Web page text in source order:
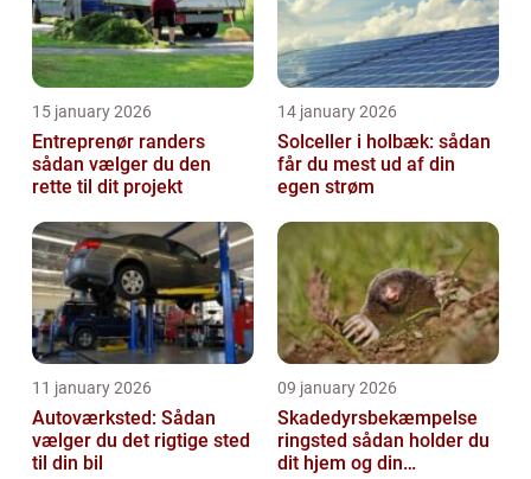
15 january 2026
Entreprenør randers
sådan vælger du den
rette til dit projekt
14 january 2026
Solceller i holbæk: sådan
får du mest ud af din
egen strøm
11 january 2026
Autoværksted: Sådan
vælger du det rigtige sted
til din bil
09 january 2026
Skadedyrsbekæmpelse
ringsted sådan holder du
dit hjem og din